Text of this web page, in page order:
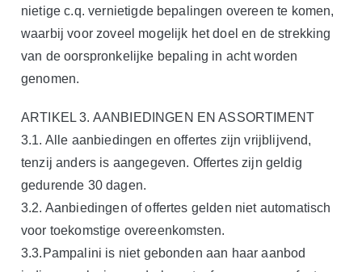
nietige c.q. vernietigde bepalingen overeen te komen,
waarbij voor zoveel mogelijk het doel en de strekking
van de oorspronkelijke bepaling in acht worden
genomen.
ARTIKEL 3. AANBIEDINGEN EN ASSORTIMENT
3.1. Alle aanbiedingen en offertes zijn vrijblijvend,
tenzij anders is aangegeven. Offertes zijn geldig
gedurende 30 dagen.
3.2. Aanbiedingen of offertes gelden niet automatisch
voor toekomstige overeenkomsten.
3.3.Pampalini is niet gebonden aan haar aanbod